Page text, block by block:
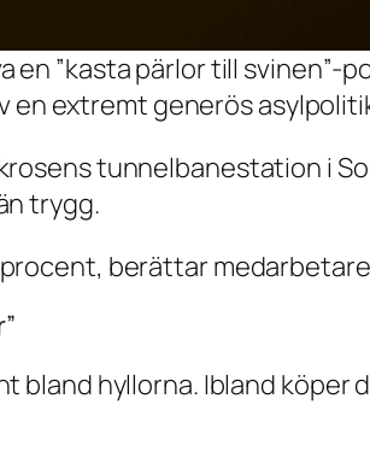
”kasta pärlor till svinen”-
en extremt generös
tunnelbanestation i
trygg.
berättar
bland hyllorna. Ibland